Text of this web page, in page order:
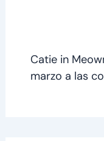
Catie in
marzo a las